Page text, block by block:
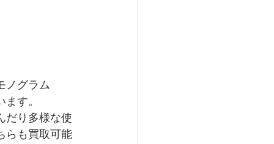
グランドセイコー
ノグラム
す。
だり多様な使
らも買取可能